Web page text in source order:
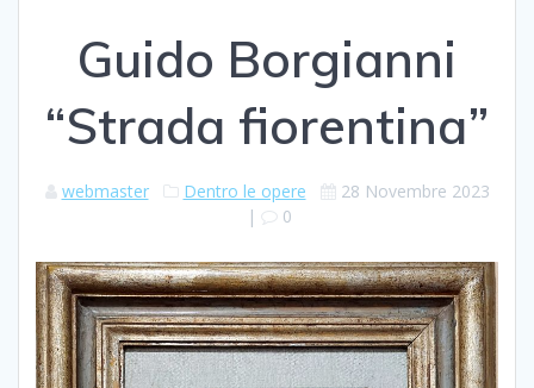
Guido Borgianni
“Strada fiorentina”
webmaster Dentro le opere
28 Novembre 2023
|
0